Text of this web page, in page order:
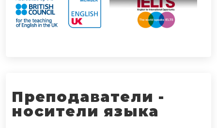
Преподаватели -
носители языка